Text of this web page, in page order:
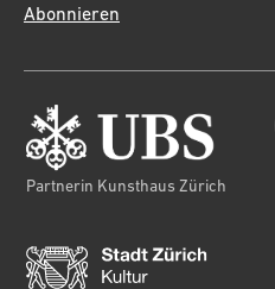
Abonnieren
Partnerin Kunsthaus Zürich